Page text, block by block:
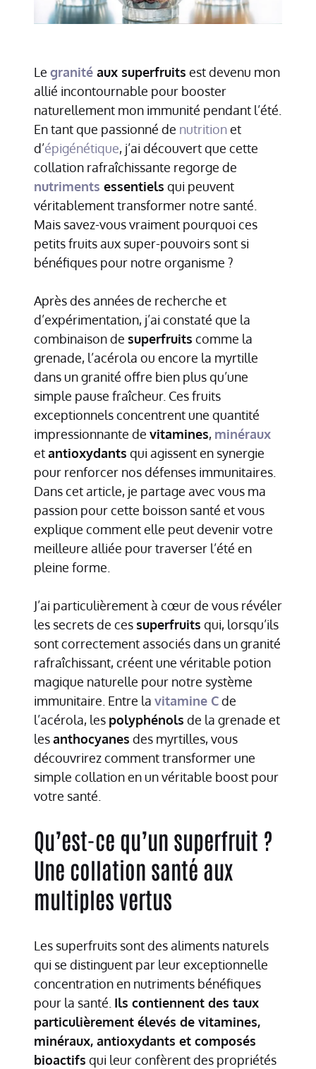
Le granité aux superfruits est devenu mon
allié incontournable pour booster
naturellement mon immunité pendant l’été.
En tant que passionné de nutritionet
d’épigénétique, j’ai découvert que cette
collation rafraîchissante regorge de
nutriments essentiels qui peuvent
véritablement transformer notre santé.
Mais savez-vous vraiment pourquoi ces
petits fruits aux super-pouvoirs sont si
bénéfiques pour notre organisme ?
Après des années de recherche et
d’expérimentation, j’ai constaté que la
combinaison de superfruits comme la
grenade, l’acérola ou encore la myrtille
dans un granité offre bien plus qu’une
simple pause fraîcheur. Ces fruits
exceptionnels concentrent une quantité
impressionnante de vitamines, minéraux
etantioxydants qui agissent en synergie
pour renforcer nos défenses immunitaires.
Dans cet article, je partage avec vous ma
passion pour cette boisson santé et vous
explique comment elle peut devenir votre
meilleure alliée pour traverser l’été en
pleine forme.
J’ai particulièrement à cœur de vous révéler
les secrets de ces superfruits qui, lorsqu’ils
sont correctement associés dans un granité
rafraîchissant, créent une véritable potion
magique naturelle pour notre système
immunitaire. Entre la vitamine Cde
l’acérola, les polyphénols de la grenade et
lesanthocyanes des myrtilles, vous
découvrirez comment transformer une
simple collation en un véritable boost pour
votre santé.
Qu’est-ce qu’un superfruit ?
Une collation santé aux
multiples vertus
Les superfruits sont des aliments naturels
qui se distinguent par leur exceptionnelle
concentration en nutriments bénéfiques
pour la santé. Ils contiennent des taux
particulièrement élevés de vitamines,
minéraux, antioxydants et composés
bioactifs qui leur confèrent des propriétés